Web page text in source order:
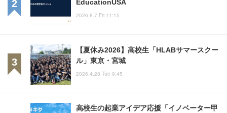
EducationUSA
2026.8.7 Fri 11:15
【夏休み2026】高校生「HLABサマースクー
ル」東京・宮城
2026.4.28 Tue 9:45
高校生の起業アイデア応援「イノベーター甲